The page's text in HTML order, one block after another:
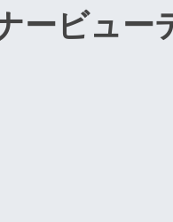
ービュー